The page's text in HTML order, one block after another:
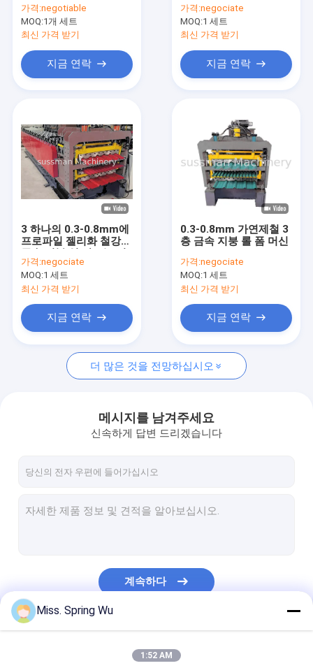
기계를 형성 더블 레이어 롤
기계를 형성 수채통 롤
강철사일로 롤 성형기
지주 채널 롤 성형기
가격:negotiable
MOQ:1개 세트
최신 가격 받기
지금 연락
가격:negociate
MOQ:1 세트
최신 가격 받기
지금 연락
3 하나의 0.3-0.8mm에
프로파일 젤리화 철강
계
가격:negociate
MOQ:1 세트
최신 가격 받기
지금 연락
0.3-0.8mm 가연제철 3
층 금속 지붕 롤 폼 머신
가격:negociate
MOQ:1 세트
최신 가격 받기
지금 연락
더 많은 것을 전망하십시오
메시지를 남겨주세요
신속하게 답변 드리겠습니다
계속하다
Miss. Spring Wu
1:52 AM